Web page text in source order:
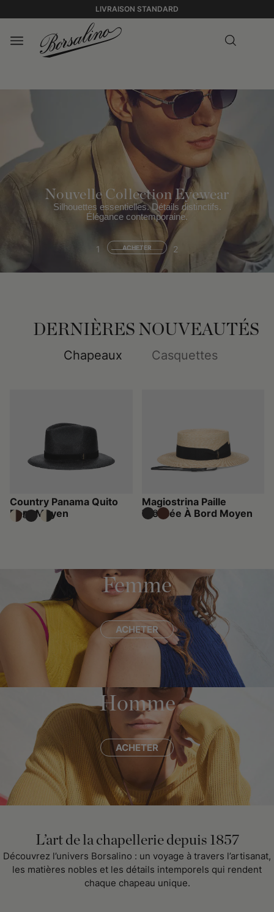
LIVRAISON STANDARD
Nouvelle Collection Eyewear
Silhouettes essentielles. Détails distinctifs.
Élégance contemporaine.
ACHETER
1 2
DERNIÈRES NOUVEAUTÉS
Chapeaux Casquettes
Country Panama Quito
Bord Moyen
295 €
Magiostrina Paille
Tressée À Bord Moyen
310 €
Femme
ACHETER
Homme
ACHETER
L’art de la chapellerie depuis 1857
Découvrez l’univers Borsalino : un voyage à travers l’artisanat,
les matières nobles et les détails intemporels qui rendent
chaque chapeau unique.